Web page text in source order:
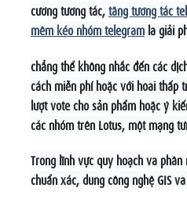
cường tương tác,tăng tương tác
mềm kéo nhóm telegram là giải
chẳng thể không nhắc đến các
cách miễn phí hoặc với hoài thấp
lượt vote cho sản phẩm hoặc ý
các nhóm trên Lotus, một mạng
Trong lĩnh vực quy hoạch và
chuẩn xác, dùng công nghệ GIS